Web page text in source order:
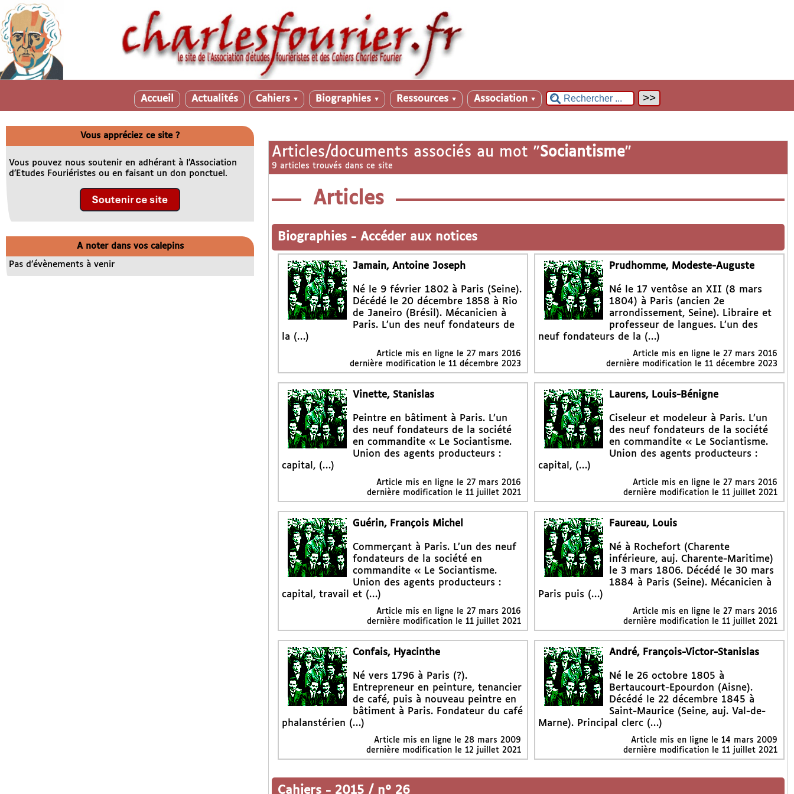
Accueil Actualités Cahiers ▼ Biographies ▼ Ressources ▼ Association ▼
Articles/documents associés au mot "Sociantisme"
9 articles trouvés dans ce site
Articles
Biographies - Accéder aux notices
Jamain, Antoine Joseph
Né le 9 février 1802 à Paris (Seine).
Décédé le 20 décembre 1858 à Rio
de Janeiro (Brésil). Mécanicien à
Paris. L’un des neuf fondateurs de
la (…)
Article mis en ligne le 27 mars 2016
dernière modification le 11 décembre 2023
Prudhomme, Modeste-Auguste
Né le 17 ventôse an XII (8 mars
1804) à Paris (ancien 2e
arrondissement, Seine). Libraire et
professeur de langues. L’un des
neuf fondateurs de la (…)
Article mis en ligne le27 mars 2016
dernière modification le 11 décembre 2023
Vinette, Stanislas
Peintre en bâtiment à Paris. L’un
des neuf fondateurs de la société
en commandite « Le Sociantisme.
Union des agents producteurs :
capital, (…)
Article mis en ligne le 27 mars 2016
dernière modification le 11 juillet 2021
Laurens, Louis-Bénigne
Ciseleur et modeleur à Paris. L’un
des neuf fondateurs de la société
en commandite « Le Sociantisme.
Union des agents producteurs :
capital, (…)
Article mis en ligne le27 mars 2016
dernière modification le 11 juillet 2021
Guérin, François Michel
Commerçant à Paris. L’un des neuf
fondateurs de la société en
commandite « Le Sociantisme.
Union des agents producteurs :
capital, travail et (…)
Article mis en ligne le 27 mars 2016
dernière modification le 11 juillet 2021
Faureau, Louis
Né à Rochefort (Charente
inférieure, auj. Charente-Maritime)
le 3 mars 1806. Décédé le 30 mars
1884 à Paris (Seine). Mécanicien à
Paris puis (…)
Article mis en ligne le27 mars 2016
dernière modification le 11 juillet 2021
Confais, Hyacinthe
Né vers 1796 à Paris (?).
Entrepreneur en peinture, tenancier
de café, puis à nouveau peintre en
bâtiment à Paris. Fondateur du café
phalanstérien (…)
Article mis en ligne le 28 mars 2009
dernière modification le 12 juillet 2021
André, François-Victor-Stanislas
Né le 26 octobre 1805 à
Bertaucourt-Epourdon (Aisne).
Décédé le 22 décembre 1845 à
Saint-Maurice (Seine, auj. Val-de-
Marne). Principal clerc (…)
Article mis en ligne le14 mars 2009
dernière modification le 11 juillet 2021
Cahiers - 2015 / n° 26
Vous appréciez ce site ?
Vous pouvez nous soutenir en adhérant à l’Association
d’Etudes Fouriéristes ou en faisant un don ponctuel.
A noter dans vos calepins
Pas d’évènements à venir